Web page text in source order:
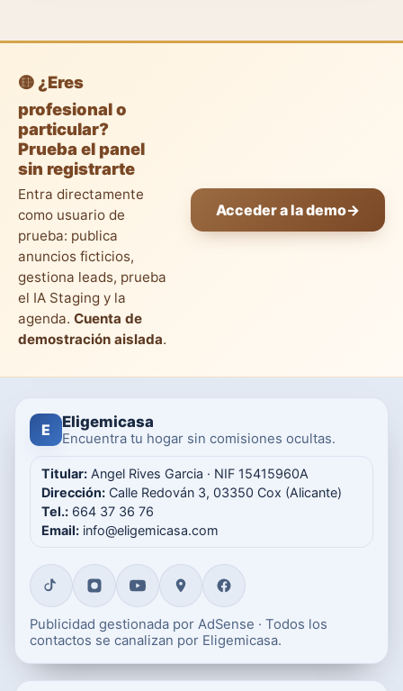
🟡 ¿Eres
profesional o
particular?
Prueba el panel
sin registrarte
Entra directamente
como usuario de
prueba: publica
anuncios ficticios,
gestiona leads, prueba
el IA Staging y la
agenda. Cuenta de
demostración aislada.
Acceder a la demo→
E Eligemicasa
Encuentra tu hogar sin comisiones ocultas.
Titular: Angel Rives Garcia · NIF 15415960A
Dirección: Calle Redován 3, 03350 Cox (Alicante)
Tel.: 664 37 36 76
Email: info@eligemicasa.com
Publicidad gestionada por AdSense · Todos los
contactos se canalizan por Eligemicasa.